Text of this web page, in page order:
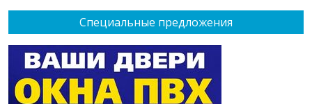
Специальные предложения